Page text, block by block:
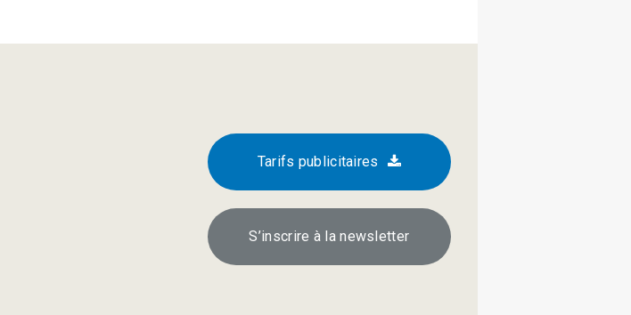
Tarifs publicitaires
S’inscrire à la newsletter